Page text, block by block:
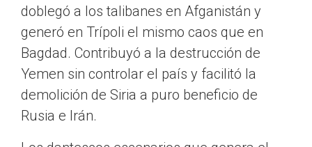
doblegó a los talibanes en Afganistán y
generó en Trípoli el mismo caos que en
Bagdad. Contribuyó a la destrucción de
Yemen sin controlar el país y facilitó la
demolición de Siria a puro beneficio de
Rusia e Irán.